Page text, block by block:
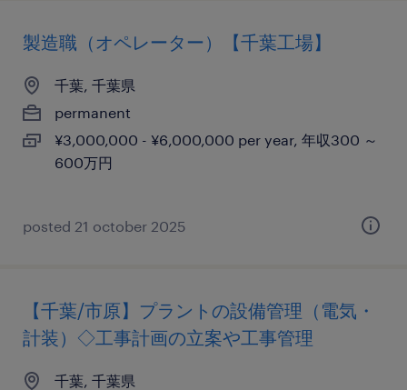
製造職（オペレーター）【千葉工場】
千葉, 千葉県
permanent
¥3,000,000 - ¥6,000,000 per year, 年収300 ～
600万円
posted 21 october 2025
【千葉/市原】プラントの設備管理（電気・
計装）◇工事計画の立案や工事管理
千葉, 千葉県